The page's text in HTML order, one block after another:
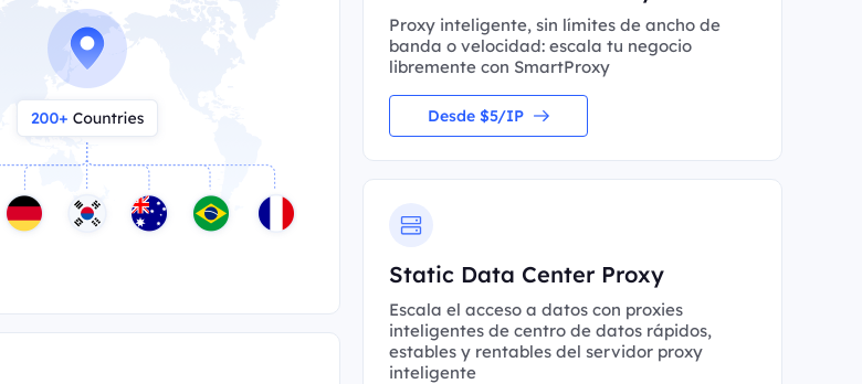
Proxy inteligente, sin límites de ancho de
banda o velocidad: escala tu negocio
libremente con SmartProxy
Desde $5/IP
Static Data Center Proxy
Escala el acceso a datos con proxies
inteligentes de centro de datos rápidos,
estables y rentables del servidor proxy
inteligente